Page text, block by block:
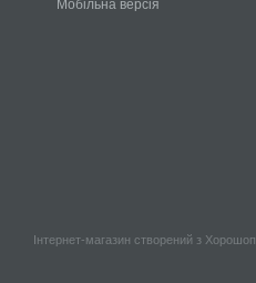
Мобільна версія
Інтернет-магазин створений з Хорошоп